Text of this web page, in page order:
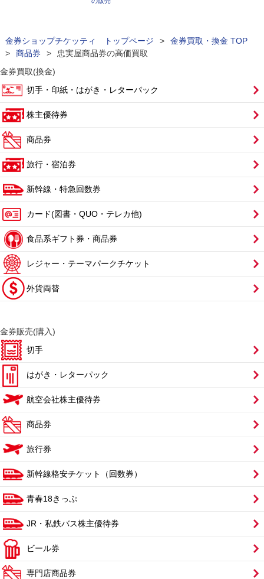
金券ショップチケッティ トップページ >
金券買取・換金 TOP
>
商品券 >
忠実屋商品券の高価買取
金券買取(換金)
切手・印紙・はがき・レターパック
株主優待券
商品券
旅行・宿泊券
新幹線・特急回数券
カード(図書・QUO・テレカ他)
食品系ギフト券・商品券
レジャー・テーマパークチケット
外貨両替
金券販売(購入)
切手
はがき・レターパック
航空会社株主優待券
商品券
旅行券
新幹線格安チケット（回数券）
青春18きっぷ
JR・私鉄バス株主優待券
ビール券
専門店商品券